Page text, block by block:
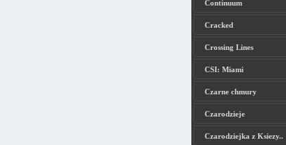
Continuum
Cracked
Crossing Lines
CSI: Miami
Czarne chmury
Czarodzieje
Czarodziejka z Ksiezy..